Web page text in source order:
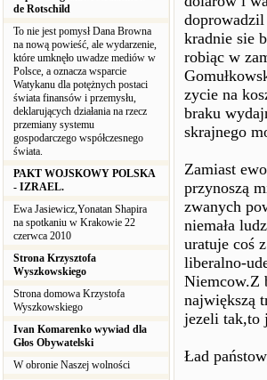
de Rotschild
To nie jest pomysł Dana Browna
na nową powieść, ale wydarzenie,
które umknęło uwadze mediów w
Polsce, a oznacza wsparcie
Watykanu dla potężnych postaci
świata finansów i przemysłu,
deklarujących działania na rzecz
przemiany systemu
gospodarczego współczesnego
świata.
PAKT WOJSKOWY POLSKA
- IZRAEL.
Ewa Jasiewicz,Yonatan Shapira
na spotkaniu w Krakowie 22
czerwca 2010
Strona Krzysztofa
Wyszkowskiego
Strona domowa Krzystofa
Wyszkowskiego
Ivan Komarenko wywiad dla
Głos Obywatelski
W obronie Naszej wolności
kradnie sie
robiąc w
zycie na
braku
skrajnego
Zamiast
przynoszą
zwanych
niemała
uratuje coś
liberalno-
Niemcow.Z
największą
jezeli tak,to
Ład